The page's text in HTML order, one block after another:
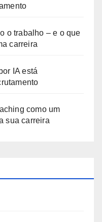
o trabalho – e o que
carreira
IA está
como um
sua carreira